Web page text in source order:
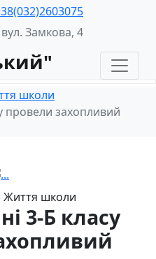
Замкова, 4
школи
провели захопливий
Життя школи
3-Б класу